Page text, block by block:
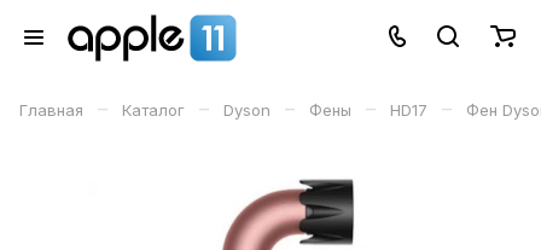
Главная – Каталог – Dyson – Фены – HD17 – Фен